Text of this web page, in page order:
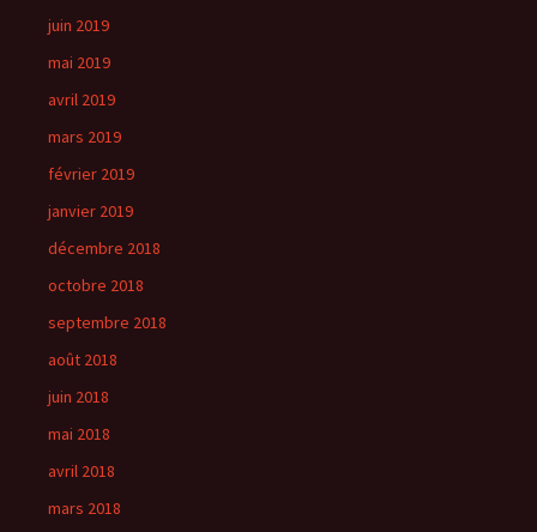
juin 2019
mai 2019
avril 2019
mars 2019
février 2019
janvier 2019
décembre 2018
octobre 2018
septembre 2018
août 2018
juin 2018
mai 2018
avril 2018
mars 2018